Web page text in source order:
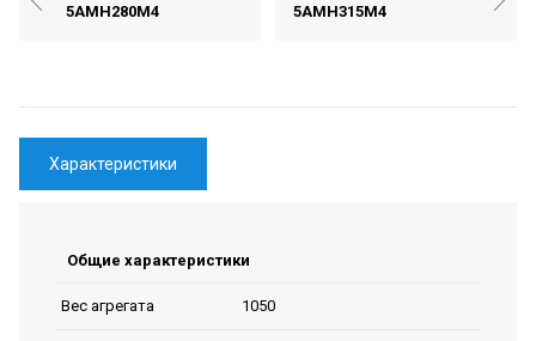
5АМН280М4
5АМН315М4
Характеристики
Общие характеристики
Вес агрегата 1050